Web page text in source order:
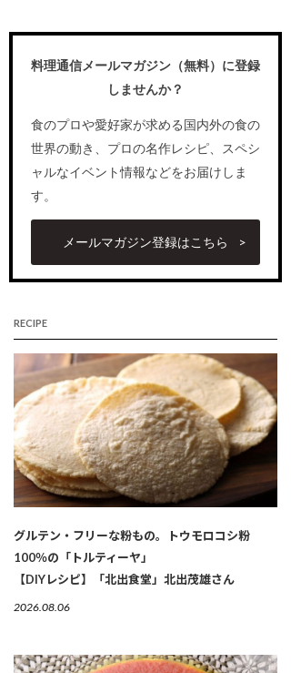
料理通信メールマガジン（無料）に登録
しませんか？
食のプロや愛好家が求める国内外の食の
世界の動き、プロの名作レシピ、スペシ
ャルなイベント情報などをお届けしま
す。
メールマガジン登録はこちら
RECIPE
グルテン・フリーな粉もの。トウモロコシ粉
100％の「トルティーヤ」
【DIYレシピ】「北出食堂」北出茂雄さん
2026.08.06